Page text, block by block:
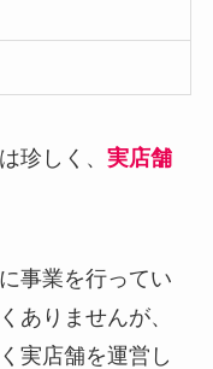
珍しく、 実店舗
事業を行ってい
ありませんが、
実店舗を運営し